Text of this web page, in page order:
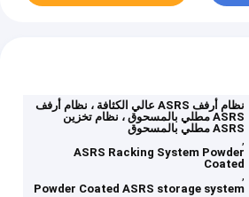
نظام أرفف ASRS عالي الكثافة ، نظام أرفف
ASRS مطلي بالمسحوق ، نظام تخزين
ASRS مطلي بالمسحوق
,
ASRS Racking System Powder
Coated
,
Powder Coated ASRS storage system